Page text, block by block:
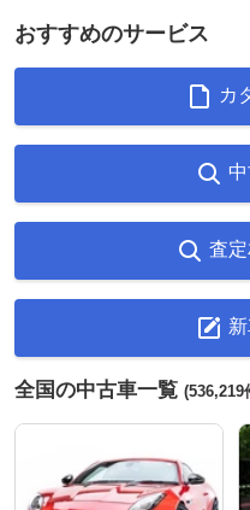
おすすめのサービス
カ
査
全国の中古車一覧 (536,219